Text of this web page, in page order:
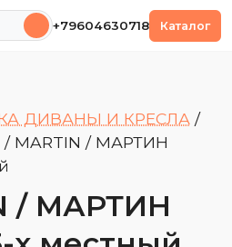
+79604630718 Каталог
ДИВАНЫ И КРЕСЛА /
/ MARTIN / МАРТИН
/ МАРТИН